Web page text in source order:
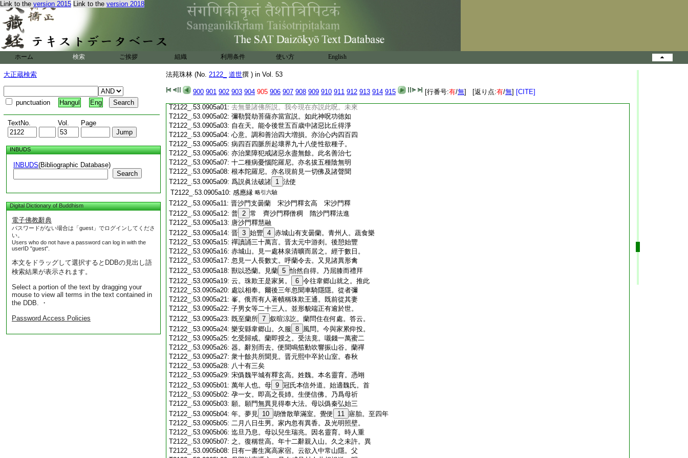
Link to the version 2015 Link to the version 2018
ホーム 検索 ご挨拶 組織 利用条件 使い方 English
大正蔵検索
punctuation Hangul Eng
TextNo. Vol. Page
INBUDS
INBUDS(Bibliographic Database)
Search
Digital Dictionary of Buddhism
電子佛教辭典
パスワードがない場合は「guest」でログインしてくださ
い。
Users who do not have a password can log in with the
userID "guest".
本文をドラッグして選択するとDDBの見出し語
検索結果が表示されます。
Select a portion of the text by dragging your
mouse to view all terms in the text contained in
the DDB. ・
Password Access Policies
法苑珠林 (No. 2122_ 道世撰 ) in Vol. 53
900 901 902 903 904 905 906 907 908 909 910 911 912 913 914 915 [行番号:有/無] [返り点:有/無] [CITE]
T2122_.53.0904c23:摩訶梨師 毘闍羅闍 22 謁咄陀達陀
T2122_.53.0904c24: 滿嚴 跋闍邏翅
久 25 馳
26 反
利遮利 摩訶遮利吁摩利吁摩勒翅
久＊馳
＊反
T2122_.53.0904c26: 悉耽鞞 闍鞞 阿＊闍鞞利 究匊匊翅
久＊馳
T2122_.53.0904c27: 薩婆陀羅尼翅 久＊馳
＊反
T2122_.53.0904c28: 詣吁彌吁彌摩 30 呵 摩＊娑 31 禍呵
T2122_.53.0905a01: 去無量諸佛所説。我今現在亦説此呪。未來
T2122_.53.0905a02: 彌勒賢劫菩薩亦當宣説。如此神呪功徳如
T2122_.53.0905a03: 自在天。能令後世五百歳中諸惡比丘得淨
T2122_.53.0905a04: 心意。調和善治四大増損。亦治心内四百四
T2122_.53.0905a05: 病四百四脈所起壞界九十八使性欲種子。
T2122_.53.0905a06: 亦治業障犯戒諸惡永盡無餘。此名善治七
T2122_.53.0905a07: 十二種病憂惱陀羅尼。亦名拔五種陰無明
T2122_.53.0905a08: 根本陀羅尼。亦名現前見一切佛及諸聲聞
T2122_.53.0905a09: 爲説眞法破諸 1 法使
T2122_.53.0905a10: 感應縁 略引六驗
T2122_.53.0905a11: 晋沙門支曇蘭 宋沙門釋玄高 宋沙門釋
T2122_.53.0905a12: 普 2 常 齊沙門釋僧稠 隋沙門釋法進
T2122_.53.0905a13: 唐沙門釋慧融
T2122_.53.0905a14: 晋 3 始豐 4 赤城山有支曇蘭。青州人。蔬食樂
T2122_.53.0905a15: 禪讀誦三十萬言。晋太元中游剡。後憩始豐
T2122_.53.0905a16: 赤城山。見一處林泉清曠而居之。經于數日。
T2122_.53.0905a17: 忽見一人長數丈。呼蘭令去。又見諸異形禽
T2122_.53.0905a18: 獸以恐蘭。見蘭 5 怡然自得。乃屈膝而禮拜
T2122_.53.0905a19: 云。珠欺王是家舅。 6 令往韋郷山就之。推此
T2122_.53.0905a20: 處以相奉。爾後三年忽聞車騎隱隱。從者彌
T2122_.53.0905a21: 峯。俄而有人著幘稱珠欺王通。既前從其妻
T2122_.53.0905a22: 子男女等二十三人。並形貌端正有逾於世。
T2122_.53.0905a23: 既至蘭所 7 叙暄涼訖。蘭問住在何處。答云。
T2122_.53.0905a24: 樂安縣韋郷山。久服 8 風問。今與家累仰投。
T2122_.53.0905a25: 乞受歸戒。蘭即授之。受法竟。嚫錢一萬蜜二
T2122_.53.0905a26: 器。辭別而去。便聞鳴笳動吹響振山谷。蘭禪
T2122_.53.0905a27: 衆十餘共所聞見。晋元熙中卒於山室。春秋
T2122_.53.0905a28: 八十有三矣
T2122_.53.0905a29: 宋僞魏平城有釋玄高。姓魏。本名靈育。憑翊
T2122_.53.0905b01: 萬年人也。母 9 冠氏本信外道。始適魏氏。首
T2122_.53.0905b02: 孕一女。即高之長姉。生便信佛。乃爲母祈
T2122_.53.0905b03: 願。願門無異見得奉大法。母以僞秦弘始三
T2122_.53.0905b04: 年。夢見 10 胡僧散華滿室。覺便 11 寤胎。至四年
T2122_.53.0905b05: 二月八日生男。家内忽有異香。及光明照壁。
T2122_.53.0905b06: 迄旦乃息。母以兒生瑞兆。因名靈育。時人重
T2122_.53.0905b07: 之。復稱世高。年十二辭親入山。久之未許。異
T2122_.53.0905b08: 日有一書生寓高家宿。云欲入中常山隱。父